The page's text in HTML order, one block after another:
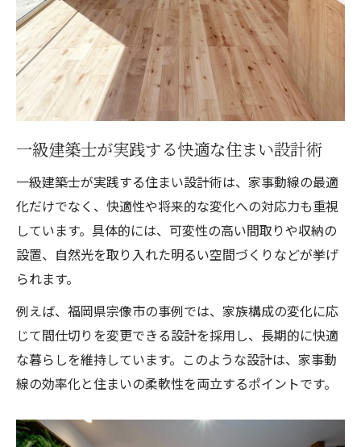
一級建築士が実践する快適な住まい設計術
一級建築士が実践する住まい設計術は、家事動線の最適
化だけでなく、快適性や将来的な変化への対応力も重視
しています。具体的には、可変性の高い間取りや収納の
設置、自然光を取り入れた明るい空間づくりなどが挙げ
られます。
例えば、福岡県宗像市の事例では、家族構成の変化に応
じて間仕切りを変更できる設計を採用し、長期的に快適
な暮らしを維持しています。このような設計は、家事動
線の効率化と住まいの柔軟性を両立するポイントです。